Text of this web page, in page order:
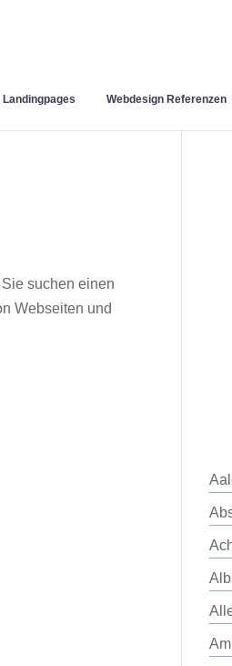
Landingpages Webdesign Referenzen
suchen einen
Webseiten und